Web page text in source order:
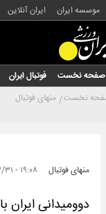
موسسه ایران ایران آنلاین
صفحه نخست فوتبال ایران
نخست منهای فوتبال
منهای فوتبال ۱۹:۰۸ - ۱۴۰۴/۰۲/۳۱
دوومیدانی ایران با ۱۵ ‌ورزشکار در قهرمانی آسیا